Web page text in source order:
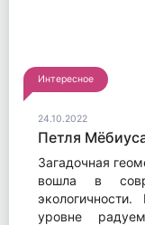
Интересное
24.10.2022
Петля
Загадочная
вошла в
уровне